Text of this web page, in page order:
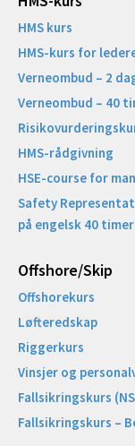
HMS kurs
HMS-kurs for
Verneombud – 2
Verneombud – 40
HMS-rådgivning
HSE-course for
Safety
på engelsk 40 timer
Offshore/Skip​
Offshorekurs
Løfteredskap
Riggerkurs
Vinsjer og
Fallsikringskurs
Fallsikringskurs –